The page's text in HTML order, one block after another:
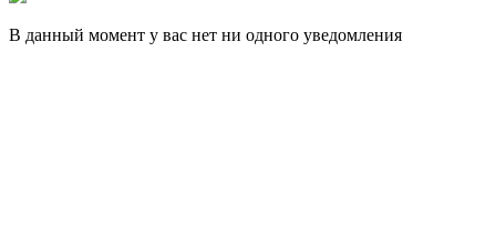
В данный момент у вас нет ни одного уведомления